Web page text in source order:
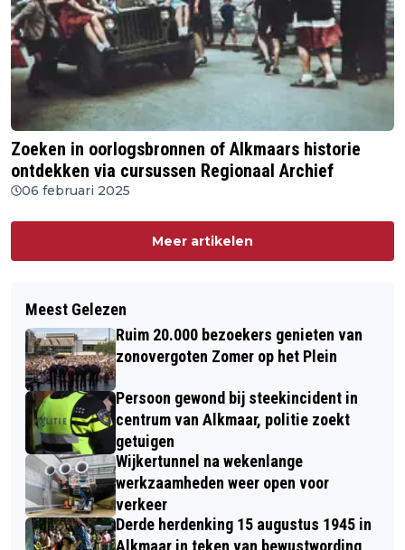
Zoeken in oorlogsbronnen of Alkmaars historie
ontdekken via cursussen Regionaal Archief
06 februari 2025
Meer artikelen
Meest Gelezen
Ruim 20.000 bezoekers genieten van
zonovergoten Zomer op het Plein
Persoon gewond bij steekincident in
centrum van Alkmaar, politie zoekt
getuigen
Wijkertunnel na wekenlange
werkzaamheden weer open voor
verkeer
Derde herdenking 15 augustus 1945 in